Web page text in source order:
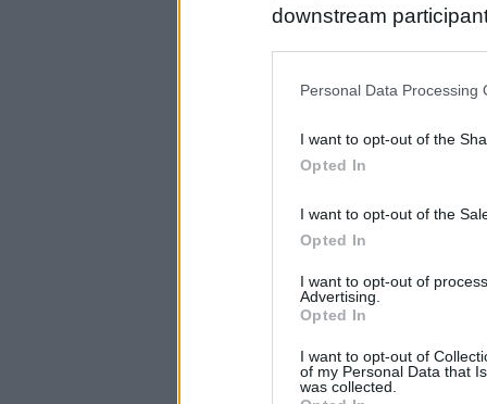
downstream
us to third parties on
Personal Data Processing
I want to opt-out of the
Opted In
I want to opt-out of the
Opted In
I want to opt-out of
Advertising.
Opted In
I want to opt-out of
of my Personal Data that
was collected.